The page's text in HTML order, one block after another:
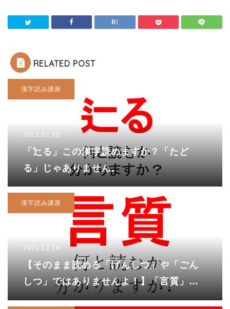
RELATED POST
漢字読み講座
2022.02.09
「辷る」この漢字読めますか？「たど
る」じゃありません。
漢字読み講座
2021.12.19
【そのまま読める「げんしつ」や「ごん
しつ」ではありませんよ！】「言質」、
あなたは読めますか？